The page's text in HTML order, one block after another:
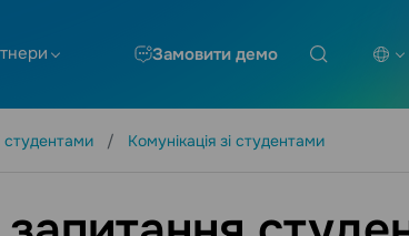
Замовити демо
студентами Комунікація зі студентами